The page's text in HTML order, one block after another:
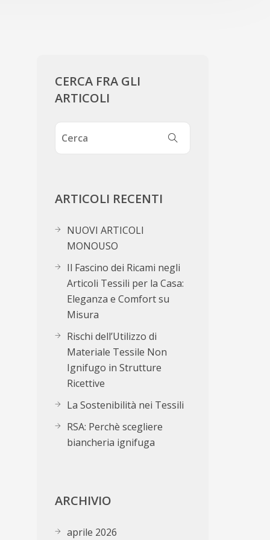
CERCA FRA GLI
ARTICOLI
ARTICOLI RECENTI
NUOVI ARTICOLI
MONOUSO
Il Fascino dei Ricami negli
Articoli Tessili per la Casa:
Eleganza e Comfort su
Misura
Rischi dell’Utilizzo di
Materiale Tessile Non
Ignifugo in Strutture
Ricettive
La Sostenibilità nei Tessili
RSA: Perchè scegliere
biancheria ignifuga
ARCHIVIO
aprile 2026